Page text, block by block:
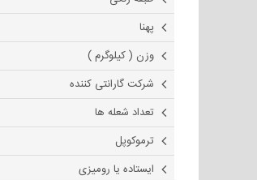
پهنا
وزن ( کیلوگرم )
شرکت گارانتی کننده
تعداد شعله ها
ترموکوپل
ایستاده یا رومیزی